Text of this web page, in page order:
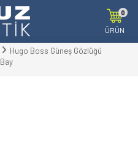
0
ÜRÜN
Hugo Boss Güneş Gözlüğü
Bay